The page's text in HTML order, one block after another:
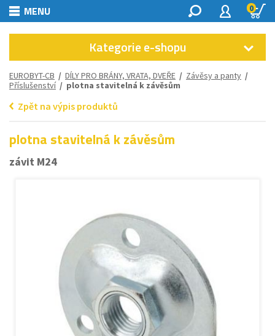
MENU 0
Kategorie e-shopu
EUROBYT-CB / DÍLY PRO BRÁNY, VRATA, DVEŘE / Závěsy a panty /
Příslušenství/ plotna stavitelná k závěsům
Zpět na výpis produktů
plotna stavitelná k závěsům
závit M24